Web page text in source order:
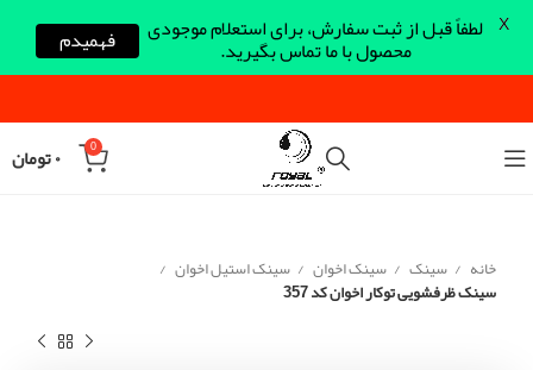
0 ۰تومان
خانه سینک سینک اخوان سینک استیل اخوان
سینک ظرفشویی توکار اخوان کد 357
لطفاً قبل از ثبت سفارش، برای استعلام موجودی
محصول با ما تماس بگیرید. فهمیدم X